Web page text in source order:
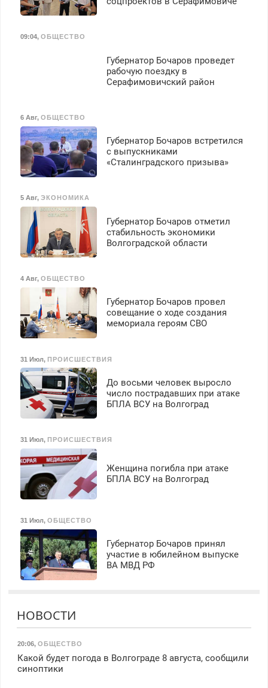
09:04, ОБЩЕСТВО
Губернатор Бочаров проведет
рабочую поездку в
Серафимовичский район
6 Авг, ОБЩЕСТВО
Губернатор Бочаров встретился
с выпускниками
«Сталинградского призыва»
5 Авг, ЭКОНОМИКА
Губернатор Бочаров отметил
стабильность экономики
Волгоградской области
4 Авг, ОБЩЕСТВО
Губернатор Бочаров провел
совещание о ходе создания
мемориала героям СВО
31 Июл, ПРОИСШЕСТВИЯ
До восьми человек выросло
число пострадавших при атаке
БПЛА ВСУ на Волгоград
31 Июл, ПРОИСШЕСТВИЯ
Женщина погибла при атаке
БПЛА ВСУ на Волгоград
31 Июл, ОБЩЕСТВО
Губернатор Бочаров принял
участие в юбилейном выпуске
ВА МВД РФ
НОВОСТИ
20:06, ОБЩЕСТВО
Какой будет погода в Волгограде 8 августа, сообщили
синоптики